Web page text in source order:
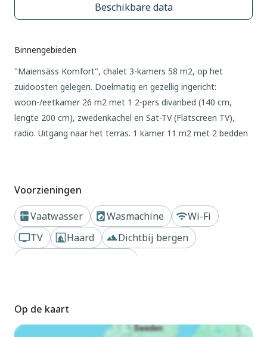
Beschikbare data
Binnengebieden
"Maiensäss Komfort", chalet 3-kamers 58 m2, op het
zuidoosten gelegen. Doelmatig en gezellig ingericht:
woon-/eetkamer 26 m2 met 1 2-pers divanbed (140 cm,
lengte 200 cm), zwedenkachel en Sat-TV (Flatscreen TV),
radio. Uitgang naar het terras. 1 kamer 11 m2 met 2 bedden
koffiemachine, pads voor de koffiemachine (Nespresso)
extra). Douche, aparte WC. Elektrische verwarming. Terras 12
m2, op het zuidoosten gelegen. Terrasmeubelen. Zeer mooi
uitzicht op de bergen, het dal en het landschap. Ter
beschikking: kluis, kinderstoel, kinderbed (extra). Internet
(verbruik naar behoefte / extra).
Buiten
Voorzieningen
Vaatwasser
Wasmachine
Wi-Fi
TV
Haard
Dichtbij bergen
Op de kaart